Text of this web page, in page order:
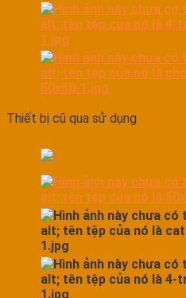
Thiết bị cũ qua sử dụng